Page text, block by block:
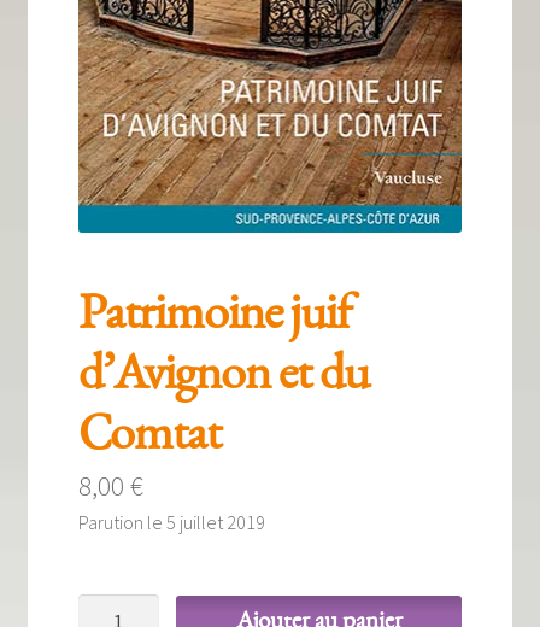
Patrimoine juif
d’Avignon et du
Comtat
8,00 €
Parution le 5 juillet 2019
Ajouter au panier